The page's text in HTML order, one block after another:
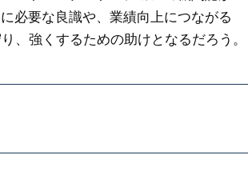
必要な良識や、業績向上につながる
、強くするための助けとなるだろう。